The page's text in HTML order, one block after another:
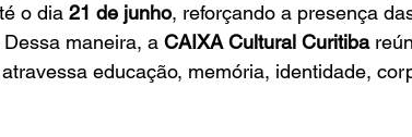
o dia 21 de junho, reforçando a presença
maneira, a CAIXA Cultural Curitiba
educação, memória, identidade,